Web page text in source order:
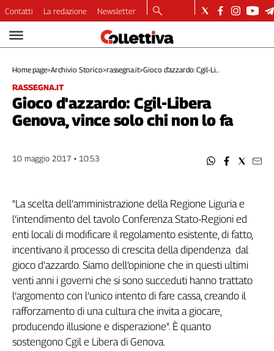
Video
Dirette
Longform
Copertine
Economia
Ambiente
Italia
Internazionale
Culture
Categorie
Filcams
Filctem
Fillea
Filt
Fiom
Contatti La redazione Newsletter
Home page>Archivio Storico>rassegna.it>Gioco d'azzardo: Cgil-Li...
RASSEGNA.IT
Gioco d'azzardo: Cgil-Libera
Genova, vince solo chi non lo fa
10 maggio 2017 • 10:53
"La scelta dell’amministrazione della Regione Liguria e
l’intendimento del tavolo Conferenza Stato-Regioni ed
enti locali di modificare il regolamento esistente, di fatto,
incentivano il processo di crescita della dipendenza dal
gioco d’azzardo. Siamo dell’opinione che in questi ultimi
venti anni i governi che si sono succeduti hanno trattato
l’argomento con l’unico intento di fare cassa, creando il
rafforzamento di una cultura che invita a giocare,
producendo illusione e disperazione". È quanto
sostengono Cgil e Libera di Genova.